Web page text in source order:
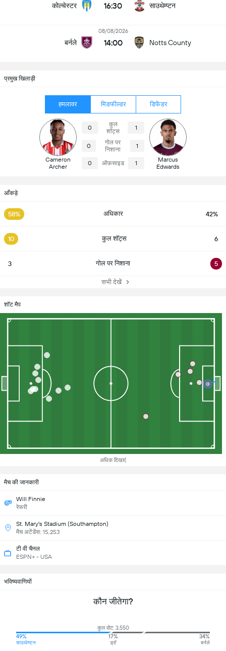
कोल्चेस्टर 16:30 साउथेम्प्टन
बर्नले
08/08/2026
14:00 Notts County
प्रमुख खिलाड़ी
हमलावर मिडफील्डर डिफेंडर
Cameron
Archer
0
कुल
शॉट्स
1
0
गोल पर
निशाना
1
0 ऑफ़साइड 1
Marcus
Edwards
आँकड़े
58% अधिकार 42%
10 कुल शॉट्स 6
3 गोल पर निशाना 5
सभी देखें
शॉट मैप
अधिक दिखाएं
मैच की जानकारी
Will Finnie
रेफरी
St. Mary's Stadium (Southampton)
मैच अटेंडेंस: 15,253
टी वी चैनल
ESPN+ - USA
भविष्यवाणियों
कौन जीतेगा?
कुल वोट: 3,550
49%
साउथेम्प्टन
17%
ड्रॉ
34%
बर्नले